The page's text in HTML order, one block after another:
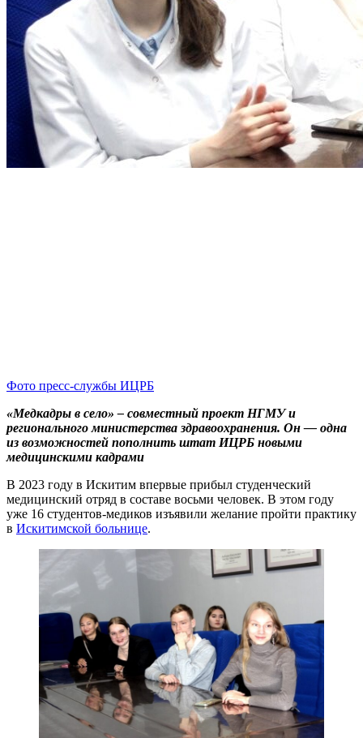
Фото пресс-службы ИЦРБ
«Медкадры в село» – совместный проект НГМУ и
регионального министерства здравоохранения. Он — одна
из возможностей пополнить штат ИЦРБ новыми
медицинскими кадрами
В 2023 году в Искитим впервые прибыл студенческий
медицинский отряд в составе восьми человек. В этом году
уже 16 студентов-медиков изъявили желание пройти практику
в Искитимской больнице.